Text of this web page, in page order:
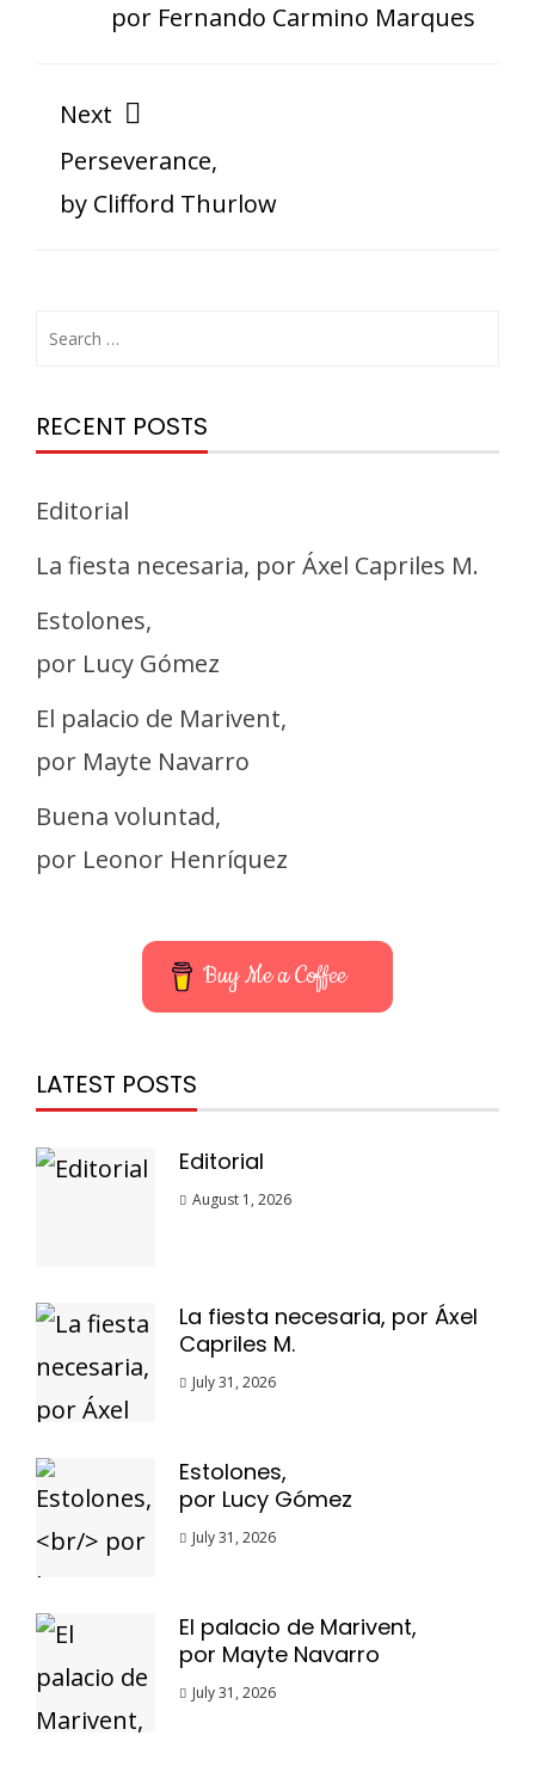
por Fernando Carmino Marques
Next
Perseverance,
by Clifford Thurlow
RECENT POSTS
Editorial
La fiesta necesaria, por Áxel Capriles M.
Estolones,
por Lucy Gómez
El palacio de Marivent,
por Mayte Navarro
Buena voluntad,
por Leonor Henríquez
Buy Me a Coffee
LATEST POSTS
Editorial
August 1, 2026
La fiesta necesaria, por Áxel
Capriles M.
July 31, 2026
Estolones,
por Lucy Gómez
July 31, 2026
El palacio de Marivent,
por Mayte Navarro
July 31, 2026